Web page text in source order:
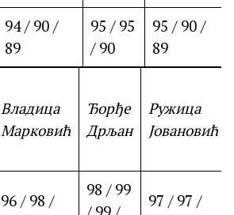
94 / 90 /
89
95 / 95
/ 90
95 / 90 /
89
Владица
Марковић
Ђорђе
Дрљан
Ружица
Јовановић
96 / 98 /
98 / 99
97 / 97 /